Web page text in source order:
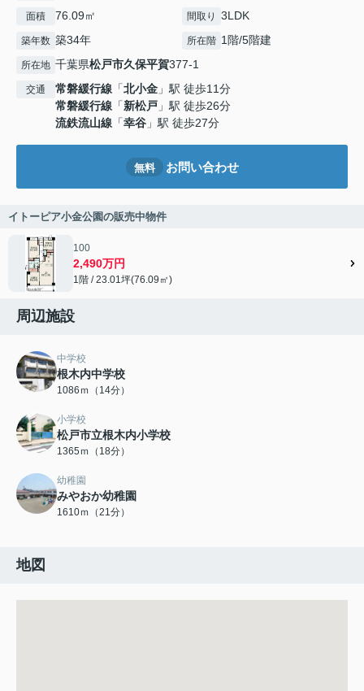
面積 76.09㎡ 間取り 3LDK
築年数 築34年 所在階 1階/5階建
所在地 千葉県松戸市久保平賀377-1
交通 常磐緩行線 「北小金 」駅 徒歩11分
常磐緩行線 「新松戸 」駅 徒歩26分
流鉄流山線 「幸谷 」駅 徒歩27分
無料 お問い合わせ
イトーピア小金公園の販売中物件
100
2,490万円
1階 / 23.01坪(76.09㎡)
周辺施設
中学校
根木内中学校
1086ｍ（14分）
小学校
松戸市立根木内小学校
1365ｍ（18分）
幼稚園
みやおか幼稚園
1610ｍ（21分）
地図